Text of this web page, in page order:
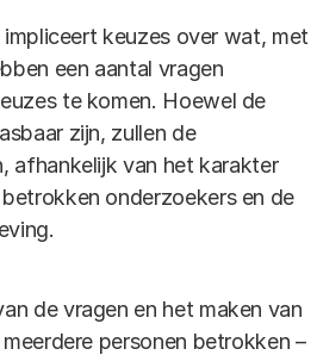
keuzes over wat, met
een aantal vragen
te komen. Hoewel de
zijn, zullen de
afhankelijk van het karakter
onderzoekers en de
de vragen en het maken van
personen betrokken –